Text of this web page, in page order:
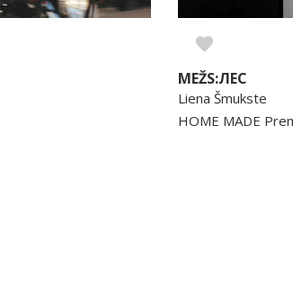
MEŽS:ЛЕС
Liena Šmukste
HOME MADE